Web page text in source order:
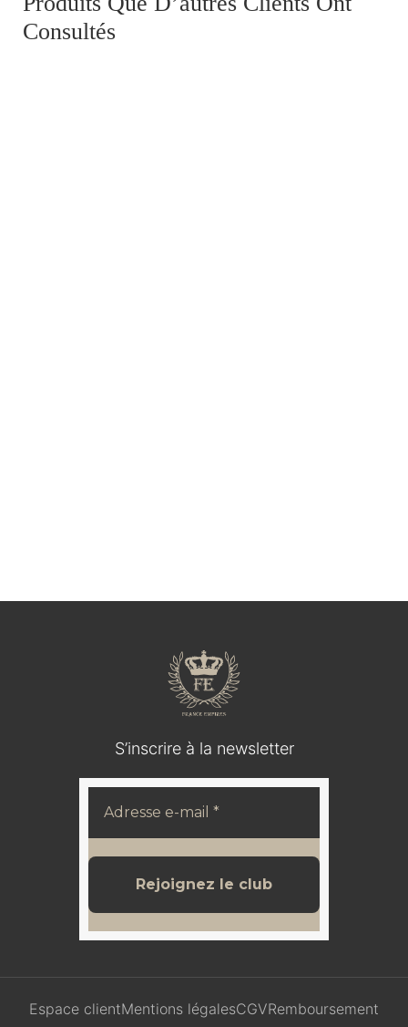
Consultés
S’inscrire à la newsletter
Espace clientMentions légalesCGVRemboursement